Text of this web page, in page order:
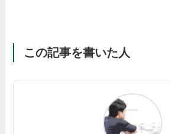
この記事を書いた人